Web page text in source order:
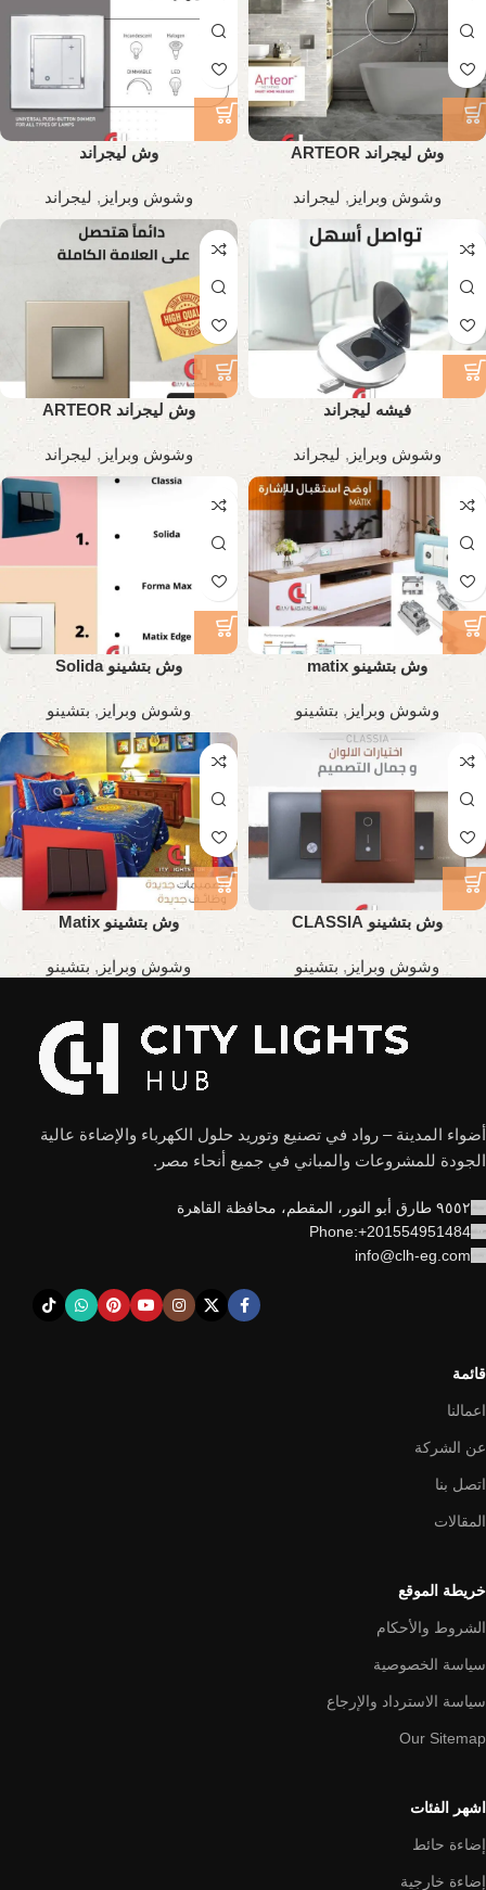
وش ليجراند ARTEOR
وشوش وبرايز , ليجراند
وش ليجراند
وشوش وبرايز , ليجراند
فيشه ليجراند
وشوش وبرايز , ليجراند
وش ليجراند ARTEOR
وشوش وبرايز , ليجراند
وش بتشينو matix
وشوش وبرايز , بتشينو
وش بتشينو Solida
وشوش وبرايز ,بتشينو
وش بتشينو CLASSIA
وشوش وبرايز , بتشينو
وش بتشينو Matix
وشوش وبرايز , بتشينو
أضواء المدينة – رواد في تصنيع وتوريد حلول الكهرباء والإضاءة عالية
الجودة للمشروعات والمباني في جميع أنحاء مصر.
٩٥٥٢ طارق أبو النور، المقطم، محافظة القاهرة
Phone:+201554951484
info@clh-eg.com
قائمة
اعمالنا
عن الشركة
اتصل بنا
المقالات
خريطة الموقع
الشروط والأحكام
سياسة الخصوصية
سياسة الاسترداد والإرجاع
Our Sitemap
اشهر الفئات
إضاءة حائط
إضاءة خارجية